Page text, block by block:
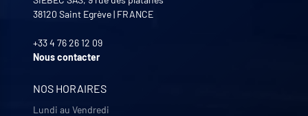
38120 Saint Egrève| FRANCE
+33 4 76 26 12 09
Nous contacter
NOS HORAIRES
Lundi au Vendredi